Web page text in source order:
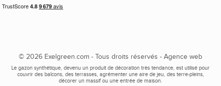
© 2026 Exelgreen.com - Tous droits réservés - Agence web
Le gazon synthétique, devenu un produit de décoration très tendance, est utilisé pour
couvrir des balcons, des terrasses, agrémenter une aire de jeu, des terre-pleins,
décorer un massif ou une entrée de maison.